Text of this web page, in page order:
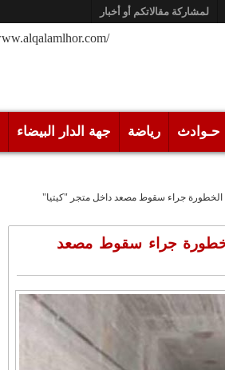
لمشاركة مقالاتكم أو أخبار
/www.alqalamlhor.com
حـوادث رياضة جهة الدار البيضاء
الخطورة جراء سقوط مصعد داخل متجر "كيتيا"
الخطورة جراء سقوط مصعد